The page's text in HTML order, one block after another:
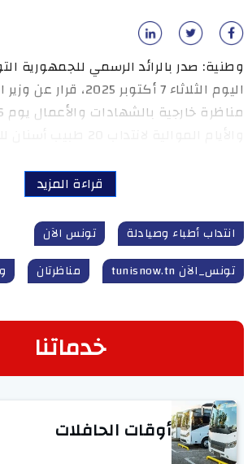
وطنية: صدر بالرائد الرسمي للجمهورية
اليوم الثلاثاء 7 أكتوبر
قراءة المزيد
انتداب أطباء وصيادلة
تونس الآن
تونس_الآن tunisnow.tn
مناظرتان
خدماتنا
أوقات الحافلات